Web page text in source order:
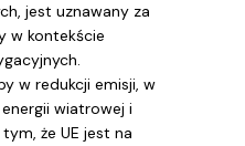
jest uznawany za
w kontekście
w redukcji emisji, w
wiatrowej i
że UE jest na